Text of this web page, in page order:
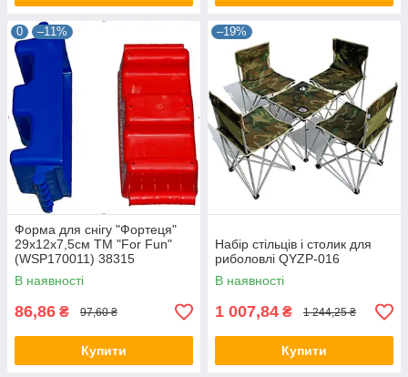
0 –11%
Форма для снігу "Фортеця"
29х12х7,5см ТМ "For Fun"
(WSP170011) 38315
В наявності
86,86 ₴ 97,60 ₴
Купити
–19%
Набір стільців і столик для
риболовлі QYZP-016
В наявності
1 007,84 ₴ 1 244,25 ₴
Купити